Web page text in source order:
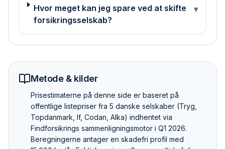
Hvor meget kan jeg spare ved at skifte
forsikringsselskab?
▾
Metode & kilder
Pris­estimaterne på denne side er baseret på
offentlige listepriser fra 5 danske selskaber (Tryg,
Topdanmark, If, Codan, Alka) indhentet via
Findforsikrings sammenlignings­motor i Q1 2026.
Beregningerne antager en skadefri profil med